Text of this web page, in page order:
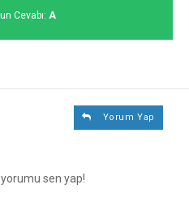
Cevabı: A
Yorum Yap
yorumu sen yap!